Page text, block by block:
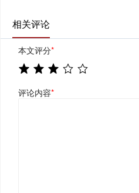
相关评论
本文评分*
评论内容*